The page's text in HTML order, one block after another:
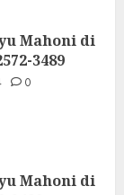
Mahoni di
3489
0
Mahoni di